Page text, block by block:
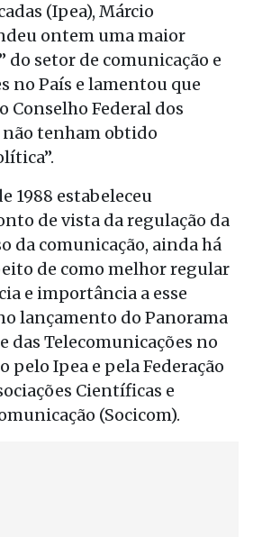
(Ipea), Márcio
ontem uma maior
do setor de comunicação e
no País e lamentou que
Conselho Federal dos
tenham obtido
1988 estabeleceu
de vista da regulação da
da comunicação, ainda há
de como melhor regular
e importância a esse
lançamento do Panorama
das Telecomunicações no
pelo Ipea e pela Federação
Científicas e
(Socicom).